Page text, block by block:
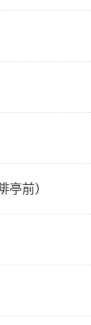
亭前）